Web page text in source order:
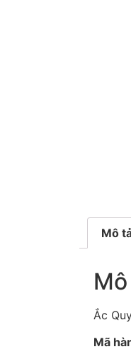
Mô
Ắc
Mã